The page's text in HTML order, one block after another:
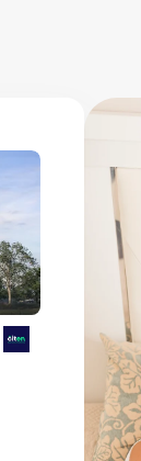
APARTAMENTO
Q
Cuotas
Noa
Noa